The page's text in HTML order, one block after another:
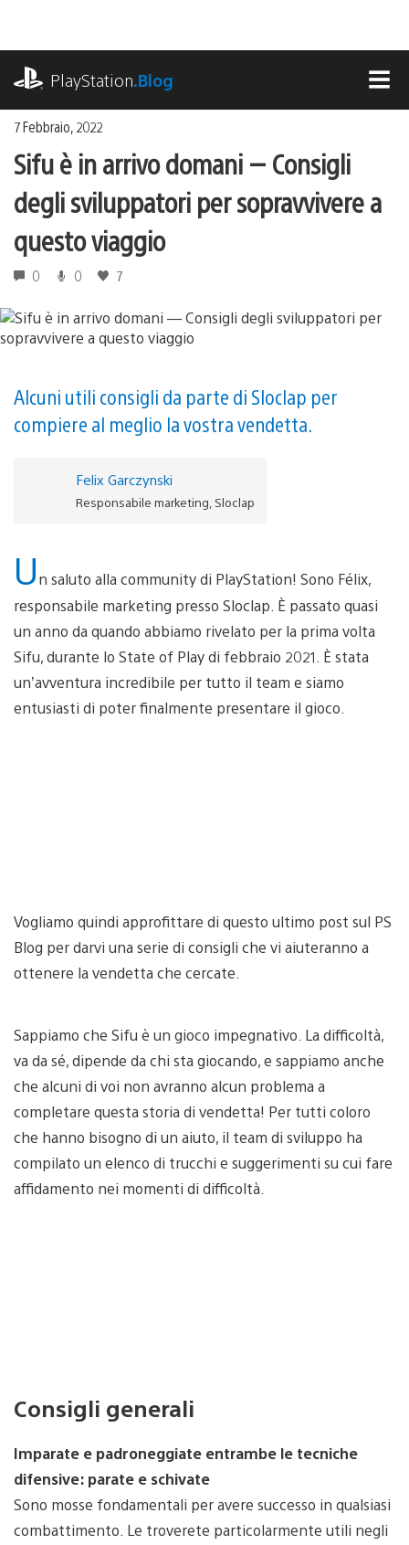
contenuto
PlayStation.Blog
7 Febbraio, 2022
Sifu è in arrivo domani — Consigli
degli sviluppatori per sopravvivere a
questo viaggio
0 0 7
Alcuni utili consigli da parte di Sloclap per
compiere al meglio la vostra vendetta.
Felix Garczynski
Responsabile marketing, Sloclap
Un saluto alla community di PlayStation! Sono Félix,
responsabile marketing presso Sloclap. È passato quasi
un anno da quando abbiamo rivelato per la prima volta
Sifu, durante lo State of Play di febbraio 2021. È stata
un’avventura incredibile per tutto il team e siamo
entusiasti di poter finalmente presentare il gioco.
Vogliamo quindi approfittare di questo ultimo post sul PS
Blog per darvi una serie di consigli che vi aiuteranno a
ottenere la vendetta che cercate.
Sappiamo che Sifu è un gioco impegnativo. La difficoltà,
va da sé, dipende da chi sta giocando, e sappiamo anche
che alcuni di voi non avranno alcun problema a
completare questa storia di vendetta! Per tutti coloro
che hanno bisogno di un aiuto, il team di sviluppo ha
compilato un elenco di trucchi e suggerimenti su cui fare
affidamento nei momenti di difficoltà.
Consigli generali
Imparate e padroneggiate entrambe le tecniche
difensive: parate e schivate
Sono mosse fondamentali per avere successo in qualsiasi
combattimento. Le troverete particolarmente utili negli